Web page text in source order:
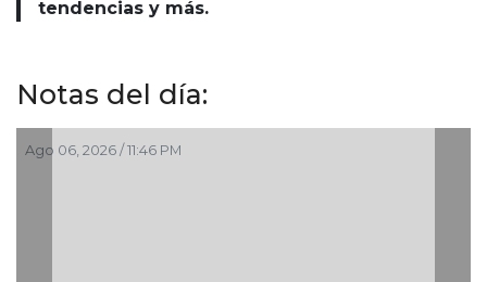
tendencias y más.
Notas del día:
Ago 06, 2026 / 10:43 PM